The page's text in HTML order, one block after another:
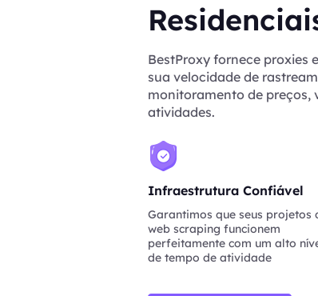
BestProxy fornece proxies
sua velocidade de
monitoramento de preços,
atividades.
Infraestrutura Confiável
Garantimos que seus projetos
web scraping funcionem
perfeitamente com um alto
de tempo de atividade